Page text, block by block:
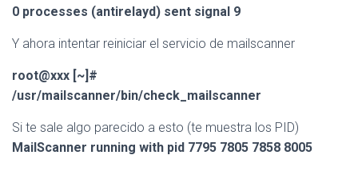
0 processes (antirelayd) sent signal 9
Y ahora intentar reiniciar el servicio de mailscanner
root@xxx [~]#
/usr/mailscanner/bin/check_mailscanner
Si te sale algo parecido a esto (te muestra los PID)
MailScanner running with pid 7795 7805 7858 8005